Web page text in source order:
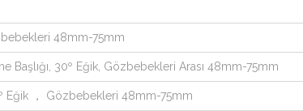
48mm-75mm
Başlığı, 30º Eğik, Gözbebekleri Arası 48mm-75mm
Eğik ， Gözbebekleri 48mm-75mm